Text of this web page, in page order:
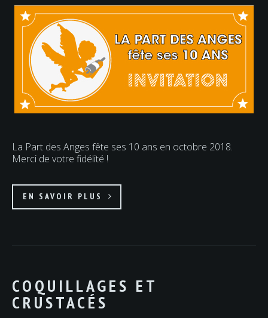
La Part des Anges fête ses 10 ans en octobre 2018.
Merci de votre fidélité !
EN SAVOIR PLUS
COQUILLAGES ET
CRUSTACÉS